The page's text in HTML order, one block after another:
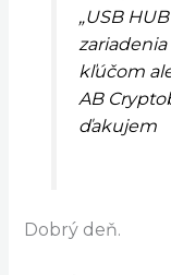
„USB
kľúčom
AB
ďakujem
Dobrý deň.